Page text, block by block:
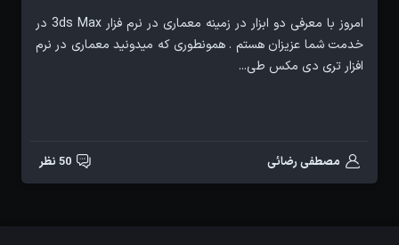
امروز با معرفی دو ابزار در زمینه معماری در نرم فزار 3ds Max در
خدمت شما عزیزان هستم . همونطوری که میدونید معماری در نرم
افزار تری دی مکس طی...
مصطفی رضائی 50 نظر